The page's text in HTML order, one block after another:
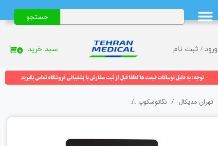
ورود / ثبت نام
حساب کاربری من
تغییر گذر واژه
خروج از حساب کاربری
جستجو
۰ سبد خرید
تهران مدیکال نگاتوسکوپ